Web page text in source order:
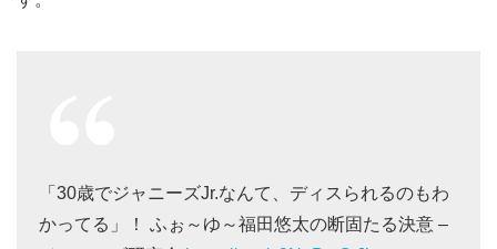
「30歳でジャニーズJr.なんて、ディスられるのもわ
かってる」！ ふぉ～ゆ～福田悠太の断固たる決意 –